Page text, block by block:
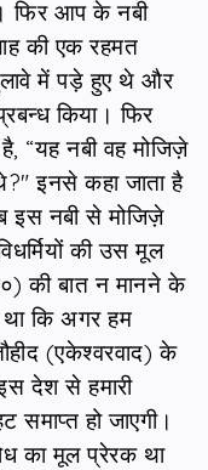
फिर आप के नबी
की एक रहमत
में पड़े हुए थे और
किया। फिर
“यह नबी वह मोजिज़े
इनसे कहा जाता है
इस नबी से मोजिज़े
की उस मूल
की बात न मानने के
कि अगर हम
(एकेश्वरवाद) के
देश से हमारी
समाप्त हो जाएगी।
का मूल प्रेरक था